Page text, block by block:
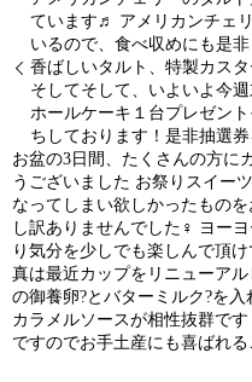
ています♬ アメリカンチェ
いるので、食べ収めにも是
香ばしいタルト、特製カス
そしてそして、いよいよ今
ホールケーキ１台プレゼン
ちしております！是非抽選
お盆の3日間、たくさんの方に
うございました お祭りスイー
なってしまい欲しかったもの
し訳ありませんでした‍♀️ ヨー
り気分を少しでも楽しんで頂
真は最近カップをリニューア
の御養卵?とバターミルク?を
カラメルソースが相性抜群で
ですのでお手土産にも喜ばれ